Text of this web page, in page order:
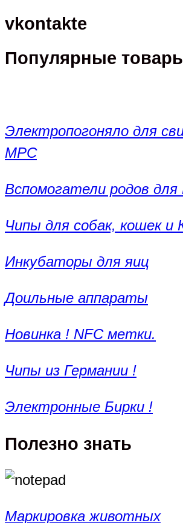
vkontakte
Популярные
Электропогоняло для
МРС
Вспомогатели родов
Чипы для собак, кошек и
Инкубаторы для яиц
Доильные аппараты
Новинка ! NFC метки.
Чипы из Германии !
Электронные Бирки !
Полезно знать
Маркировка животных